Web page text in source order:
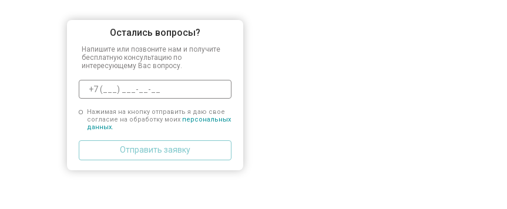
Остались вопросы?
Напишите или позвоните нам и получите
бесплатную консультацию по
интересующему Вас вопросу.
Нажимая на кнопку отправить я даю свое
согласие на обработку моих персональных
данных.
Отправить заявку